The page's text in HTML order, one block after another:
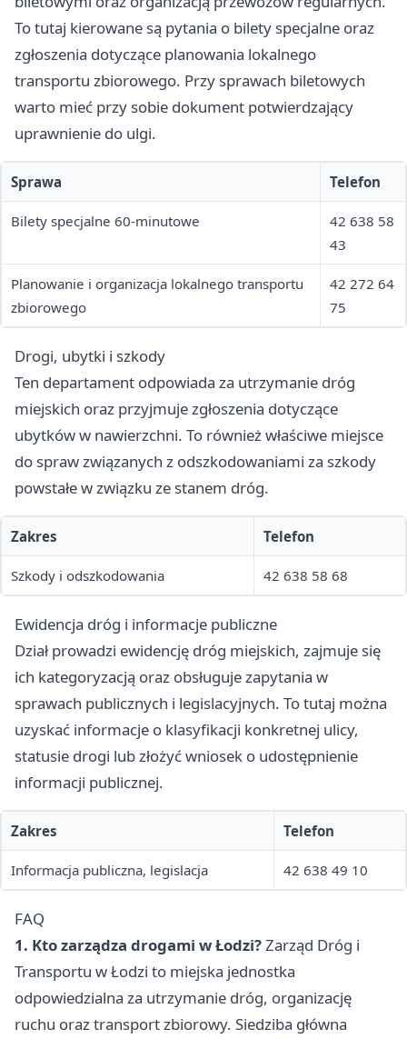
To tutaj kierowane są pytania o bilety specjalne oraz
zgłoszenia dotyczące planowania lokalnego
transportu zbiorowego. Przy sprawach biletowych
warto mieć przy sobie dokument potwierdzający
uprawnienie do ulgi.
Sprawa Telefon
Bilety specjalne 60-minutowe
42 638 58
43
Planowanie i organizacja lokalnego transportu
zbiorowego
42 272 64
75
Drogi, ubytki i szkody
Ten departament odpowiada za utrzymanie dróg
miejskich oraz przyjmuje zgłoszenia dotyczące
ubytków w nawierzchni. To również właściwe miejsce
do spraw związanych z odszkodowaniami za szkody
powstałe w związku ze stanem dróg.
Zakres Telefon
Szkody i odszkodowania 42 638 58 68
Ewidencja dróg i informacje publiczne
Dział prowadzi ewidencję dróg miejskich, zajmuje się
ich kategoryzacją oraz obsługuje zapytania w
sprawach publicznych i legislacyjnych. To tutaj można
uzyskać informacje o klasyfikacji konkretnej ulicy,
statusie drogi lub złożyć wniosek o udostępnienie
informacji publicznej.
Zakres Telefon
Informacja publiczna, legislacja 42 638 49 10
FAQ
1. Kto zarządza drogami w Łodzi?Zarząd Dróg i
Transportu w Łodzi to miejska jednostka
odpowiedzialna za utrzymanie dróg, organizację
ruchu oraz transport zbiorowy. Siedziba główna